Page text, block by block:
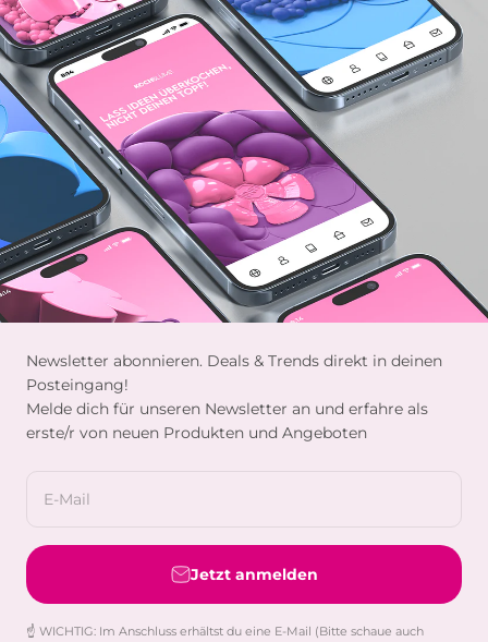
Newsletter abonnieren. Deals & Trends direkt in deinen
Posteingang!
Melde dich für unseren Newsletter an und erfahre als
erste/r von neuen Produkten und Angeboten
E-Mail
Jetzt anmelden
☝️ WICHTIG: Im Anschluss erhältst du eine E-Mail (Bitte schaue auch